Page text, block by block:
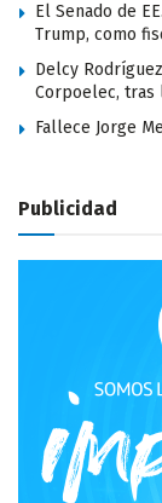
El Senado de
Trump, como
Delcy
Corpoelec, tras
Fallece Jorge
Publicidad